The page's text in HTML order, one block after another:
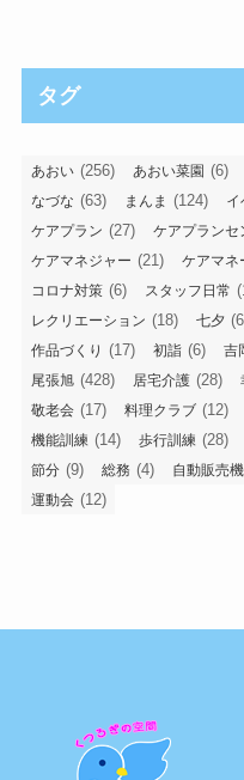
タグ
あおい (256) あおい菜園 (6)
なづな (63) まんま (124) イ
ケアプラン (27) ケアプランセ
ケアマネジャー (21) ケアマネ
コロナ対策 (6) スタッフ日常
レクリエーション (18) 七夕
作品づくり (17) 初詣 (6) 吉
尾張旭 (428) 居宅介護 (28)
敬老会 (17) 料理クラブ (12)
機能訓練 (14) 歩行訓練 (28)
節分 (9) 総務 (4) 自動販売機
運動会 (12)